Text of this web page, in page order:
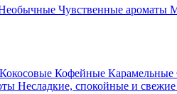
Чувственные ароматы
Кокосовые Кофейные Карамельные
Несладкие, спокойные и